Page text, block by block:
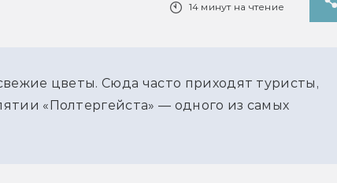
14 минут на чтение
цветы. Сюда часто приходят туристы,
«Полтергейста» — одного из самых